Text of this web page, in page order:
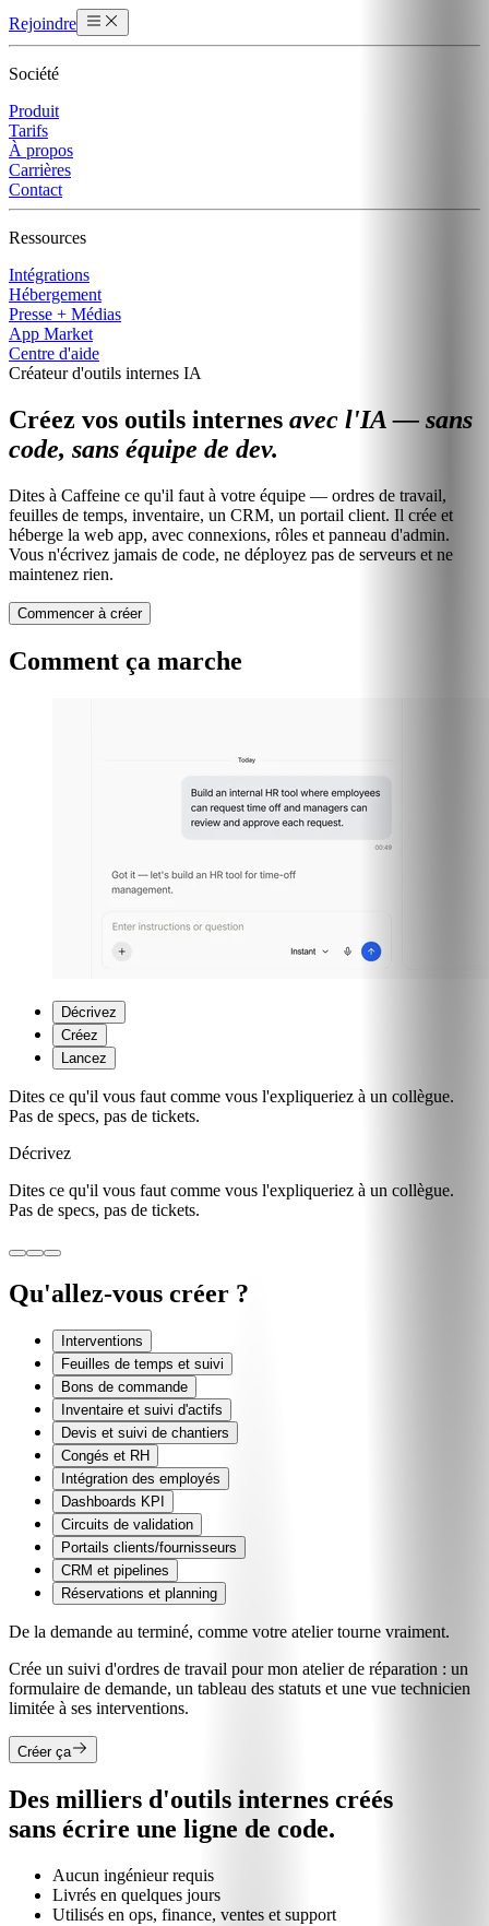
Rejoindre
Société
Produit
Tarifs
À propos
Carrières
Contact
Ressources
Intégrations
Hébergement
Presse + Médias
App Market
Centre d'aide
Créateur d'outils internes IA
Créez vos outils internes avec l'IA — sans
code, sans équipe de dev.
Dites à Caffeine ce qu'il faut à votre équipe — ordres de travail,
feuilles de temps, inventaire, un CRM, un portail client. Il crée et
héberge la web app, avec connexions, rôles et panneau d'admin.
Vous n'écrivez jamais de code, ne déployez pas de serveurs et ne
maintenez rien.
Commencer à créer
Comment ça marche
Décrivez
Créez
Lancez
Dites ce qu'il vous faut comme vous l'expliqueriez à un collègue.
Pas de specs, pas de tickets.
Décrivez
Dites ce qu'il vous faut comme vous l'expliqueriez à un collègue.
Pas de specs, pas de tickets.
Qu'allez-vous créer ?
Interventions
Feuilles de temps et suivi
Bons de commande
Inventaire et suivi d'actifs
Devis et suivi de chantiers
Congés et RH
Intégration des employés
Dashboards KPI
Circuits de validation
Portails clients/fournisseurs
CRM et pipelines
Réservations et planning
De la demande au terminé, comme votre atelier tourne vraiment.
Crée un suivi d'ordres de travail pour mon atelier de réparation : un
formulaire de demande, un tableau des statuts et une vue technicien
limitée à ses interventions.
Créer ça
Des milliers d'outils internes créés
sans écrire une ligne de code.
Aucun ingénieur requis
Livrés en quelques jours
Utilisés en ops, finance, ventes et support